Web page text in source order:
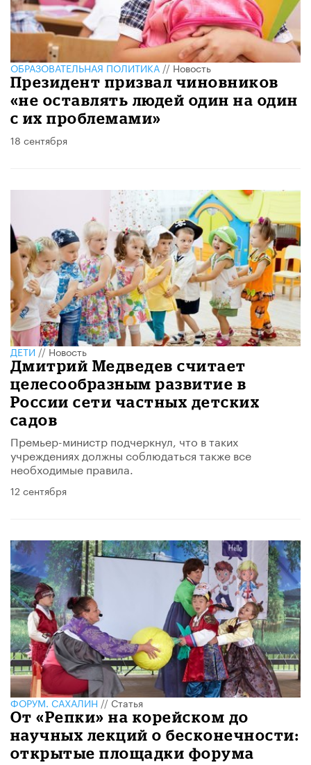
ОБРАЗОВАТЕЛЬНАЯ ПОЛИТИКА//Новость
Президент призвал чиновников
«не оставлять людей один на один
с их проблемами»
18 сентября
ДЕТИ//Новость
Дмитрий Медведев считает
целесообразным развитие в
России сети частных детских
садов
Премьер-министр подчеркнул, что в таких
учреждениях должны соблюдаться также все
необходимые правила.
12 сентября
ФОРУМ. САХАЛИН//Статья
​От «Репки» на корейском до
научных лекций о бесконечности:
открытые площадки форума